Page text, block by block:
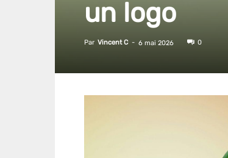
un logo
Par Vincent C - 6 mai 2026 0